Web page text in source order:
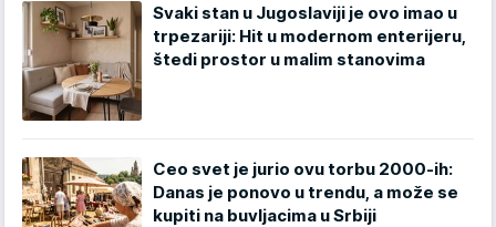
Svaki stan u Jugoslaviji je ovo imao u
trpezariji: Hit u modernom enterijeru,
štedi prostor u malim stanovima
Ceo svet je jurio ovu torbu 2000-ih:
Danas je ponovo u trendu, a može se
kupiti na buvljacima u Srbiji